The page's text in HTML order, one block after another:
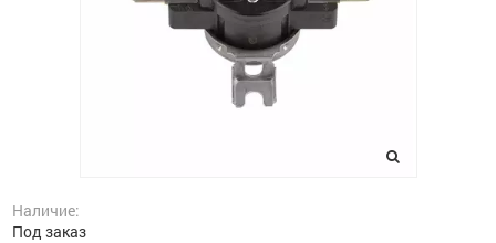
Наличие:
Под заказ